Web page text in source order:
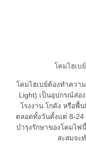
โคมไฮเบ
โคมไฮเบย์ต้องทำควา
Light) เป็นอุปกรณ์ส่อ
โรงงาน โกดัง หรือพื้
ตลอดทั้งวันตั้งแต่ 8-24
บำรุงรักษาของโคมไฟ
สะสมจะ